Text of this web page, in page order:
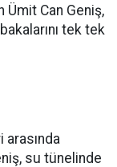
Can Geniş,
tek tek
su tünelinde